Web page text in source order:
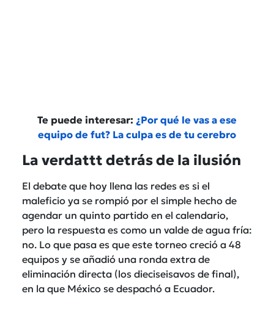
Te puede interesar: ¿Por qué le vas a ese
equipo de fut? La culpa es de tu cerebro
La verdattt detrás de la ilusión
El debate que hoy llena las redes es si el
maleficio ya se rompió por el simple hecho de
agendar un quinto partido en el calendario,
pero la respuesta es como un valde de agua fría:
no. Lo que pasa es que este torneo creció a 48
equipos y se añadió una ronda extra de
eliminación directa (los dieciseisavos de final),
en la que México se despachó a Ecuador.